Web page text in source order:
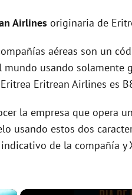
Airlines originaria de
aéreas son un
usando solamente
Eritrean Airlines es
la empresa que opera
usando estos dos
de la compañía y